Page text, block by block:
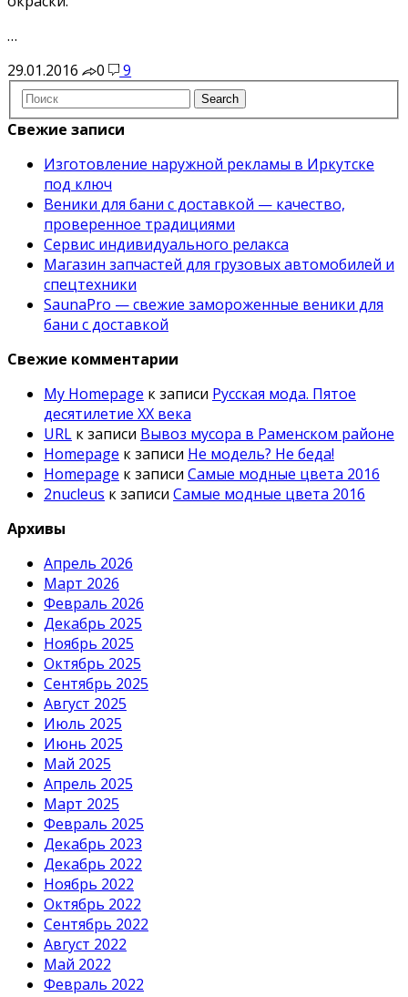
…
29.01.2016
0 9
Свежие записи
Изготовление наружной рекламы в Иркутске
под ключ
Веники для бани с доставкой — качество,
проверенное традициями
Сервис индивидуального релакса
Магазин запчастей для грузовых автомобилей и
спецтехники
SaunaPro — свежие замороженные веники для
бани с доставкой
Свежие комментарии
My Homepage к записи Русская мода. Пятое
десятилетие ХХ века
URL к записи Вывоз мусора в Раменском районе
Homepage к записи Не модель? Не беда!
Homepage к записи Самые модные цвета 2016
2nucleus к записи Самые модные цвета 2016
Архивы
Апрель 2026
Март 2026
Февраль 2026
Декабрь 2025
Ноябрь 2025
Октябрь 2025
Сентябрь 2025
Август 2025
Июль 2025
Июнь 2025
Май 2025
Апрель 2025
Март 2025
Февраль 2025
Декабрь 2023
Декабрь 2022
Ноябрь 2022
Октябрь 2022
Сентябрь 2022
Август 2022
Май 2022
Февраль 2022